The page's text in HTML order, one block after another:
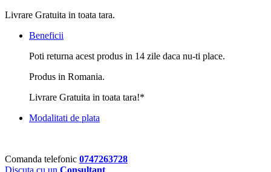
Livrare Gratuita in toata tara.
Beneficii
Poti returna acest produs in 14 zile daca nu-ti place.
Produs in Romania.
Livrare Gratuita in toata tara!*
Modalitati de plata
Comanda telefonic 0747263728
Discuta cu un Consultant